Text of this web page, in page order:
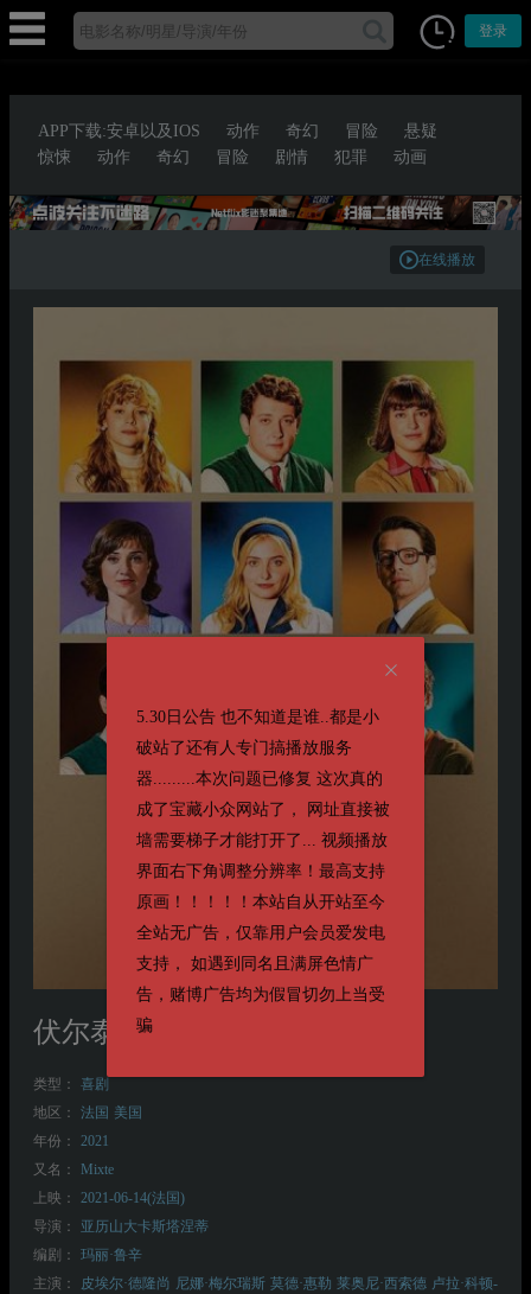
登录
5.30日公告 也不知道是谁..都是小
破站了还有人专门搞播放服务
器.........本次问题已修复 这次真的
成了宝藏小众网站了， 网址直接被
墙需要梯子才能打开了... 视频播放
界面右下角调整分辨率！最高支持
原画！！！！！本站自从开站至今
全站无广告，仅靠用户会员爱发电
支持， 如遇到同名且满屏色情广
告，赌博广告均为假冒切勿上当受
骗
APP下载:安卓以及IOS 动作 奇幻 冒险
悬疑
惊悚
动作 奇幻 冒险 剧情 犯罪 动画
在线播放
伏尔泰，混合
类型：
喜剧
地区：
法国 美国
年份：
2021
又名：
Mixte
上映：
2021-06-14(法国)
导演：
亚历山大卡斯塔涅蒂
编剧：
玛丽·鲁辛
主演：
皮埃尔·德隆尚 尼娜·梅尔瑞斯 莫德·惠勒 莱奥尼·西索德 卢拉·科顿-